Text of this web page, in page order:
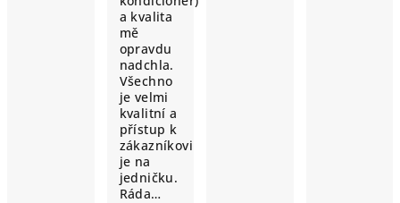
a kvalita
mě
opravdu
nadchla.
Všechno
je velmi
kvalitní a
přístup k
zákazníkovi
je na
jedničku.
Ráda…